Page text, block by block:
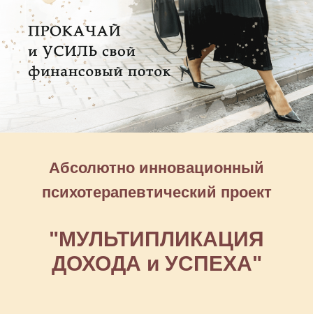
Абсолютно инновационный
психотерапевтический проект
"МУЛЬТИПЛИКАЦИЯ
ДОХОДА и УСПЕХА"